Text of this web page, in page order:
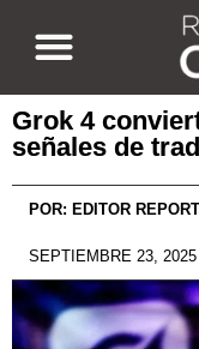
Grok 4
señales de
POR: EDITOR
SEPTIEMBRE 23, 2025